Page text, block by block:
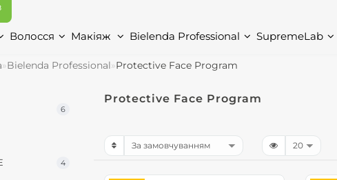
Волосся Макіяж Bielenda Professional SupremeLab
Bielenda Professional Protective Face Program
6
4
Protective Face Program